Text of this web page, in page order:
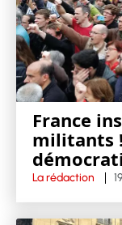
France
militants
La rédaction